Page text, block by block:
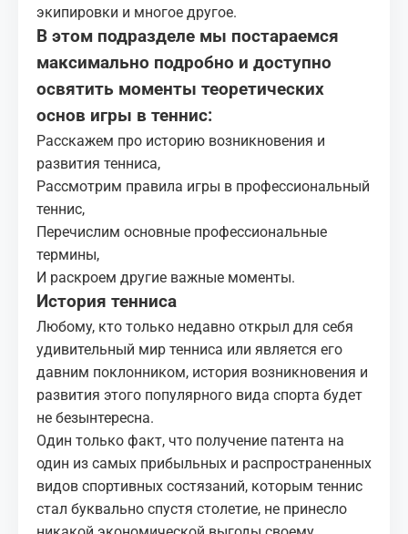
экипировки и многое другое.
В этом подразделе мы постараемся
максимально подробно и доступно
освятить моменты теоретических
основ игры в теннис:
Расскажем про историю возникновения и
развития тенниса,
Рассмотрим правила игры в профессиональный
теннис,
Перечислим основные профессиональные
термины,
И раскроем другие важные моменты.
История тенниса
Любому, кто только недавно открыл для себя
удивительный мир тенниса или является его
давним поклонником, история возникновения и
развития этого популярного вида спорта будет
не безынтересна.
Один только факт, что получение патента на
один из самых прибыльных и распространенных
видов спортивных состязаний, которым теннис
стал буквально спустя столетие, не принесло